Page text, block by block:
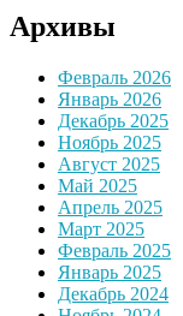
Архивы
Февраль 2026
Январь 2026
Декабрь 2025
Ноябрь 2025
Август 2025
Май 2025
Апрель 2025
Март 2025
Февраль 2025
Январь 2025
Декабрь 2024